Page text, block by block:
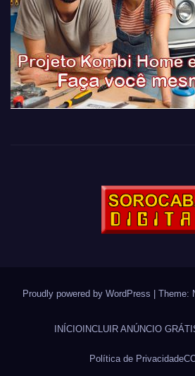
Proudly powered by WordPress Theme:
INÍCIO INCLUIR ANÚNCIO
Política de Privacidade